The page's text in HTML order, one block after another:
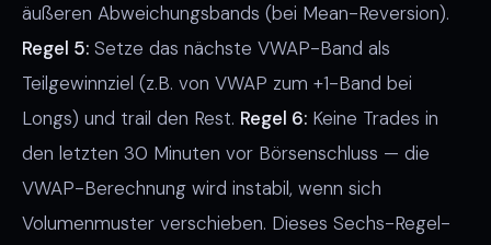
äußeren Abweichungsbands (bei Mean-Reversion).
Regel 5: Setze das nächste VWAP-Band als
Teilgewinnziel (z.B. von VWAP zum +1-Band bei
Longs) und trail den Rest. Regel 6: Keine Trades in
den letzten 30 Minuten vor Börsenschluss — die
VWAP-Berechnung wird instabil, wenn sich
Volumenmuster verschieben. Dieses Sechs-Regel-